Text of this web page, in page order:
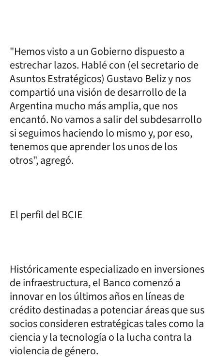
"Hemos visto a un Gobierno dispuesto a
estrechar lazos. Hablé con (el secretario de
Asuntos Estratégicos) Gustavo Beliz y nos
compartió una visión de desarrollo de la
Argentina mucho más amplia, que nos
encantó. No vamos a salir del subdesarrollo
si seguimos haciendo lo mismo y, por eso,
tenemos que aprender los unos de los
otros", agregó.
El perfil del BCIE
Históricamente especializado en inversiones
de infraestructura, el Banco comenzó a
innovar en los últimos años en líneas de
crédito destinadas a potenciar áreas que sus
socios consideren estratégicas tales como la
ciencia y la tecnología o la lucha contra la
violencia de género.